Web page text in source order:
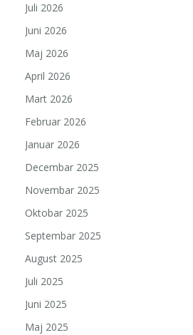
Juli 2026
Juni 2026
Maj 2026
April 2026
Mart 2026
Februar 2026
Januar 2026
Decembar 2025
Novembar 2025
Oktobar 2025
Septembar 2025
August 2025
Juli 2025
Juni 2025
Maj 2025